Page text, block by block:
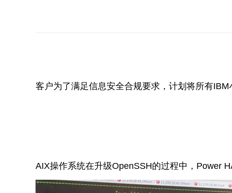
客户为了满足信息安全合规要求，计划将所有
AIX操作系统在升级OpenSSH的过程中，Power